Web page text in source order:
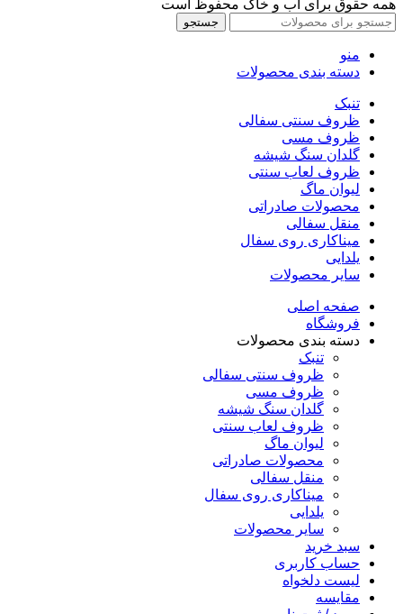
همه حقوق برای آب و خاک محفوظ است
جستجو
منو
دسته بندی محصولات
تنبک
ظروف سنتی سفالی
ظروف مسی
گلدان سنگ شیشه
ظروف لعاب سنتی
لیوان ماگ
محصولات صادراتی
منقل سفالی
میناکاری روی سفال
یلدایی
سایر محصولات
صفحه اصلی
فروشگاه
دسته بندی محصولات
تنبک
ظروف سنتی سفالی
ظروف مسی
گلدان سنگ شیشه
ظروف لعاب سنتی
لیوان ماگ
محصولات صادراتی
منقل سفالی
میناکاری روی سفال
یلدایی
سایر محصولات
سبد خرید
حساب کاربری
لیست دلخواه
مقایسه